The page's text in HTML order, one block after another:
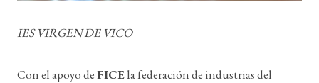
IES VIRGEN DE VICO
Con el apoyo deFICEla federación de industrias del